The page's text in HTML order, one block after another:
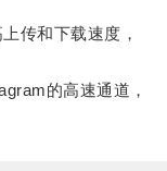
传和下载速度，
的高速通道，